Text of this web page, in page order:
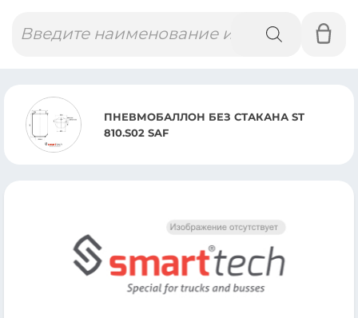
товаров
ПНЕВМОБАЛЛОН БЕЗ СТАКАНА ST
810.S02 SAF